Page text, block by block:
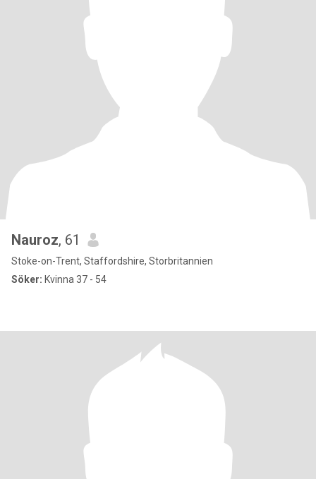
Nauroz, 61
Stoke-on-Trent, Staffordshire, Storbritannien
Söker: Kvinna 37 - 54